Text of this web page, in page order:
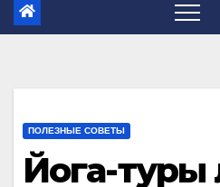
ПОЛЕЗНЫЕ СОВЕТЫ
Йога-туры